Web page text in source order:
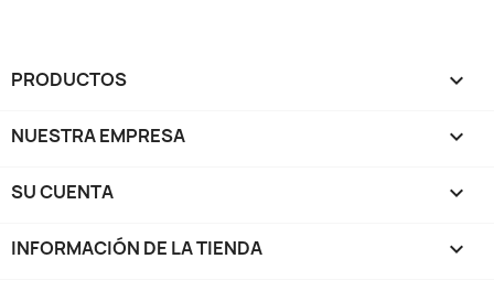
PRODUCTOS 
NUESTRA EMPRESA 
SU CUENTA 
INFORMACIÓN DE LA TIENDA keyboard_arrow_down